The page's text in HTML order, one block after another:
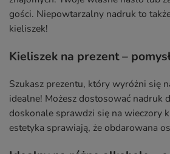
gości. Niepowtarzalny nadruk to
kieliszek!
Kieliszek na prezent –
Szukasz prezentu, który wyróżni się
idealne! Możesz dostosować nadruk
doskonale sprawdzi się na wieczory
estetyka sprawiają, że obdarowana